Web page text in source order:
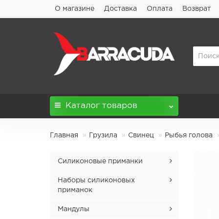
О магазине Доставка Оплата Возврат
Каталог товаров
Главная Грузила Свинец Рыбья голова
Силиконовые приманки
Admiral
Наборы силиконовых
приманок
Наборы Comissar 4.5'' микс
Мандулы